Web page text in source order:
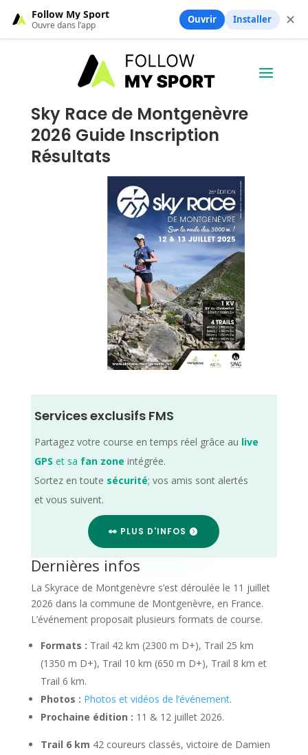
Sky Race de Montgenèvre
2026 Guide Inscription
Résultats
Services exclusifs FMS
Partagez votre course en temps réel grâce au live
GPS et sa fan zone intégrée.
Sortez en toute sécurité; vos amis sont alertés
et vous suivent.
👀 PLUS D'INFOS
Dernières infos
La Skyrace de Montgenèvre s’est déroulée le 11 juillet
2026 dans la commune de Montgenèvre, en France.
L’événement proposait plusieurs formats de course.
Formats : Trail 42 km (2300 m D+), Trail 25 km
(1350 m D+), Trail 10 km (650 m D+), Trail 8 km et
Trail 6 km.
Photos : Photos et vidéos de l’événement.
Prochaine édition : 11 & 12 juillet 2026.
Trail 6 km 42 coureurs classés, victoire de Damien
Follow My Sport
Ouvre dans l’app Ouvrir Installer ✕